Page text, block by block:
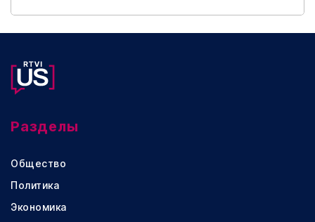
Разделы
Общество
Политика
Экономика